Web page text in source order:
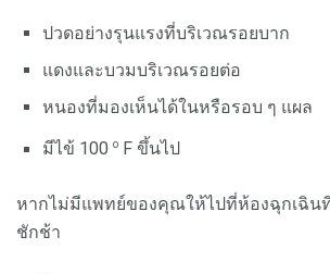
ปวดอย่างรุนแรงที่บริเวณรอยบาก
แดงและบวมบริเวณรอยต่อ
หนองที่มองเห็นได้ในหรือรอบ ๆ แผล
มีไข้ 100 o F ขึ้นไป
หากไม่มีแพทย์ของคุณให้ไปที่ห้องฉุกเฉิน
ชักช้า